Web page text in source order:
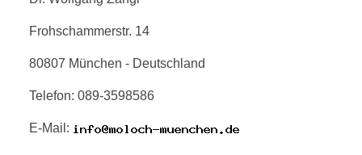
Frohschammerstr. 14
80807 München - Deutschland
Telefon: 089-3598586
E-Mail: